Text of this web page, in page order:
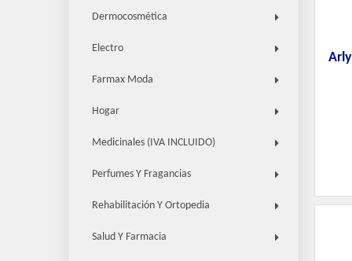
Dermocosmética
Electro
Farmax Moda
Hogar
Medicinales (IVA INCLUIDO)
Perfumes Y Fragancias
Rehabilitación Y Ortopedia
Salud Y Farmacia